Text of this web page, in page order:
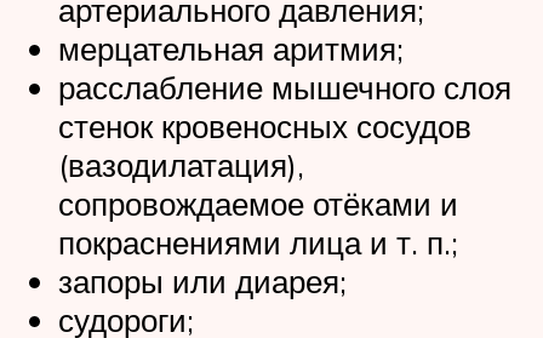
артериального давления;
мерцательная аритмия;
расслабление мышечного слоя
стенок кровеносных сосудов
(вазодилатация),
сопровождаемое отёками и
покраснениями лица и т. п.;
запоры или диарея;
судороги;